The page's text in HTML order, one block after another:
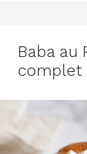
Baba au
complet